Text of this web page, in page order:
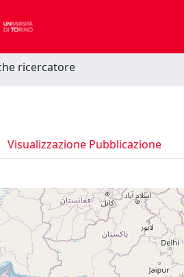
ricercatore
Visualizzazione Pubblicazione